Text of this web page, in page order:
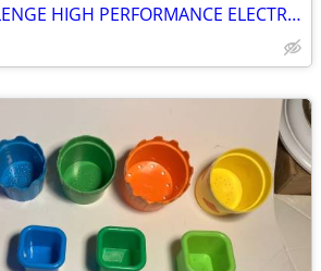
TYCO FIERO CHALLENGE HIGH PERFORMANCE ELECTRIC SLOT CAR SET LAP COUNT